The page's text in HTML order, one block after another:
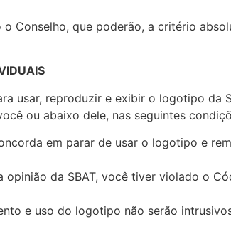
Conselho, que poderão, a critério
usar, reproduzir e exibir o logotipo da
ou abaixo dele, nas seguintes
em parar de usar o logotipo e
da SBAT, você tiver violado o
e uso do logotipo não serão